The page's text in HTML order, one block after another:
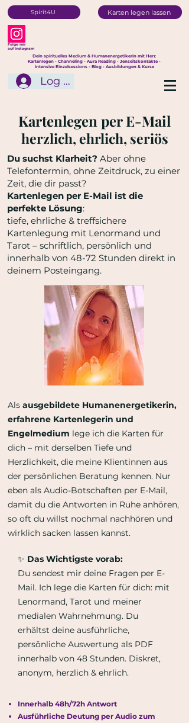
Spirit4U Karten legen lassen
Folge mir
auf Instagram
Dein spirituelles Medium & Humanenergetikerin mit Herz
Kartenlegen - Channeling - Aura Reading - Jenseitskontakte -
intensive Einzelsessions - Blog - Ausbildungen & Kurse
Log In
Kartenlegen per E-Mail
herzlich, ehrlich, seriös
Du suchst Klarheit? Aber ohne
Telefontermin, ohne Zeitdruck, zu einer
Zeit, die dir passt?
Kartenlegen per E-Mail ist die
perfekte Lösung:
tiefe, ehrliche & treffsichere
Kartenlegung mit Lenormand und
Tarot – schriftlich, persönlich und
innerhalb von 48-72 Stunden direkt in
deinem Posteingang.​​
Als ausgebildete Humanenergetikerin,
erfahrene Kartenlegerin und
Engelmedium lege ich die Karten für
dich – mit derselben Tiefe und
Herzlichkeit, die meine Klientinnen aus
der persönlichen Beratung kennen. Nur
eben als Audio-Botschaften per E-Mail,
damit du die Antworten in Ruhe anhören,
so oft du willst nochmal nachhören und
wirklich sacken lassen kannst.
✨ Das Wichtigste vorab:
Du sendest mir deine Fragen per E-
Mail. Ich lege die Karten für dich: mit
Lenormand, Tarot und meiner
medialen Wahrnehmung. Du
erhältst deine ausführliche,
persönliche Auswertung als PDF
innerhalb von 48 Stunden. Diskret,
anonym, herzlich & ehrlich.
Innerhalb 48h/72h Antwort
Ausführliche Deutung per Audio zum